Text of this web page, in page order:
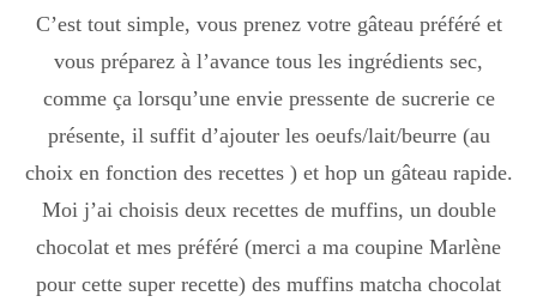
plats
Dessert
Boisson chaudes
C’est tout simple, vous prenez votre gâteau préféré et
vous préparez à l’avance tous les ingrédients sec,
comme ça lorsqu’une envie pressente de sucrerie ce
présente, il suffit d’ajouter les oeufs/lait/beurre (au
choix en fonction des recettes ) et hop un gâteau rapide.
Moi j’ai choisis deux recettes de muffins, un double
chocolat et mes préféré (merci a ma coupine Marlène
pour cette super recette) des muffins matcha chocolat